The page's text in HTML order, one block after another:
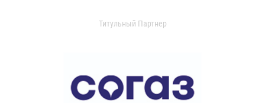
Титульный Партнер